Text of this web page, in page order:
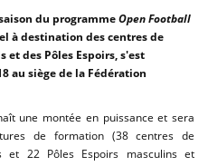
du programmeOpen Football
à destination des centres de
des Pôles Espoirs, s'est
au siège de la Fédération
une montée en puissance et sera
de formation (38 centres de
et 22 Pôles Espoirs masculins et